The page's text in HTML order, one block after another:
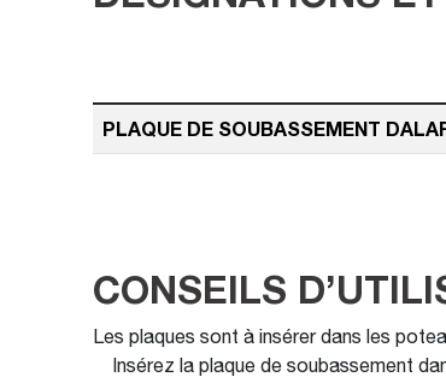
PLAQUE DE SOUBASSEMENT
CONSEILS
Les plaques sont à insérer dans les
Insérez la plaque de soubassement